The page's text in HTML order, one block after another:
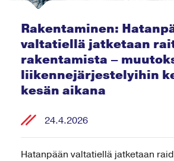
Rakentaminen:
valtatiellä jatketaan
rakentamista –
liikennejärjestelyihin
kesän aikana
24.4.2026
Hatanpään valtatiellä jatketaan